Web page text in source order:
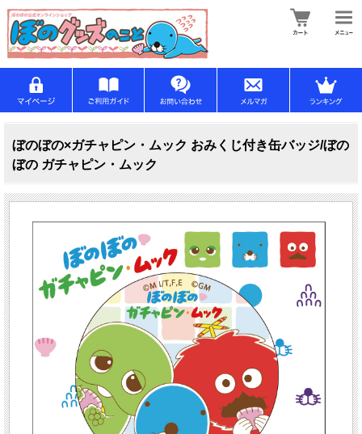
ぼのぼの×ガチャピン・ムック おみくじ付き缶バッジ/ぼの
ぼの ガチャピン・ムック